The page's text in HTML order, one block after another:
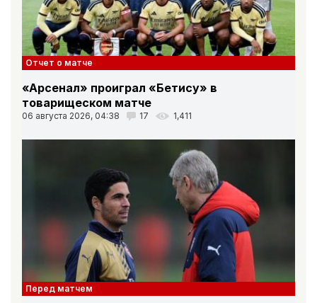
Отчет о матче
«Арсенал» проиграл «Бетису» в
товарищеском матче
06 августа 2026, 04:38 17 1,411
Перед матчем